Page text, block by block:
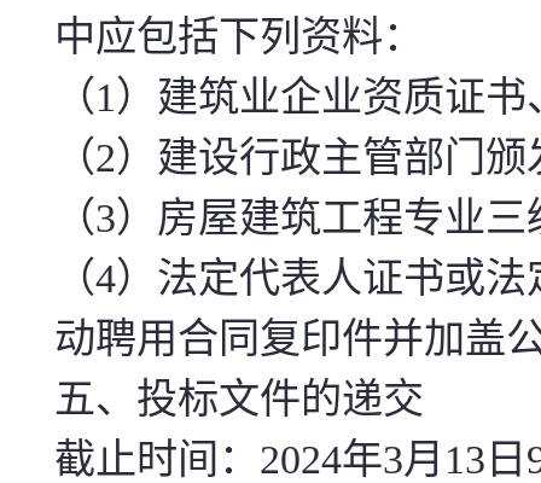
中应包括下列资料：
（1）建筑业企业资质证
（2）建设行政主管部门
（3）房屋建筑工程专业
（4）法定代表人证书或
动聘用合同复印件并加盖
五、投标文件的递交
截止时间：2024年3月13日